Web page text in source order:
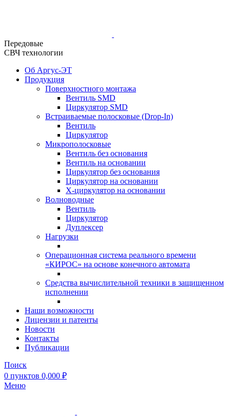
Передовые
СВЧ технологии
Об Аргус-ЭТ
Продукция
Поверхностного монтажа
Вентиль SMD
Циркулятор SMD
Встраиваемые полосковые (Drop-In)
Вентиль
Циркулятор
Микрополосковые
Вентиль без основания
Вентиль на основании
Циркулятор без основания
Циркулятор на основании
Х-циркулятор на основании
Волноводные
Вентиль
Циркулятор
Дуплексер
Нагрузки
Операционная система реального времени
«КИРОС» на основе конечного автомата
Средства вычислительной техники в защищенном
исполнении
Наши возможности
Лицензии и патенты
Новости
Контакты
Публикации
Поиск
0 пунктов 0,000 ₽
Меню